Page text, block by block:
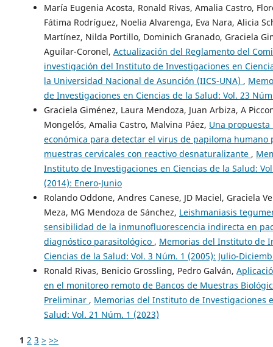
María Eugenia Acosta, Ronald Rivas, Amalia Castro,
Fátima Rodríguez, Noelia Alvarenga, Eva Nara, Alicia
Martínez, Nilda Portillo, Dominich Granado, Graciela
Aguilar-Coronel, Actualización del Reglamento del
investigación del Instituto de Investigaciones en
la Universidad Nacional de Asunción (IICS-UNA) ,
de Investigaciones en Ciencias de la Salud: Vol. 23
Graciela Giménez, Laura Mendoza, Juan Arbiza, A
Mongelós, Amalia Castro, Malvina Páez, Una propuesta
económica para detectar el virus de papiloma humano
muestras cervicales con reactivo desnaturalizante ,
Instituto de Investigaciones en Ciencias de la Salud:
(2014): Enero-Junio
Rolando Oddone, Andres Canese, JD Maciel, Graciela
Meza, MG Mendoza de Sánchez, Leishmaniasis
sensibilidad de la inmunofluorescencia indirecta en
diagnóstico parasitológico , Memorias del Instituto de
Ciencias de la Salud: Vol. 3 Núm. 1 (2005): Julio-
Ronald Rivas, Benicio Grossling, Pedro Galván,
en el monitoreo remoto de Bancos de Muestras
Preliminar , Memorias del Instituto de Investigaciones
Salud: Vol. 21 Núm. 1 (2023)
1 2 3 > >>